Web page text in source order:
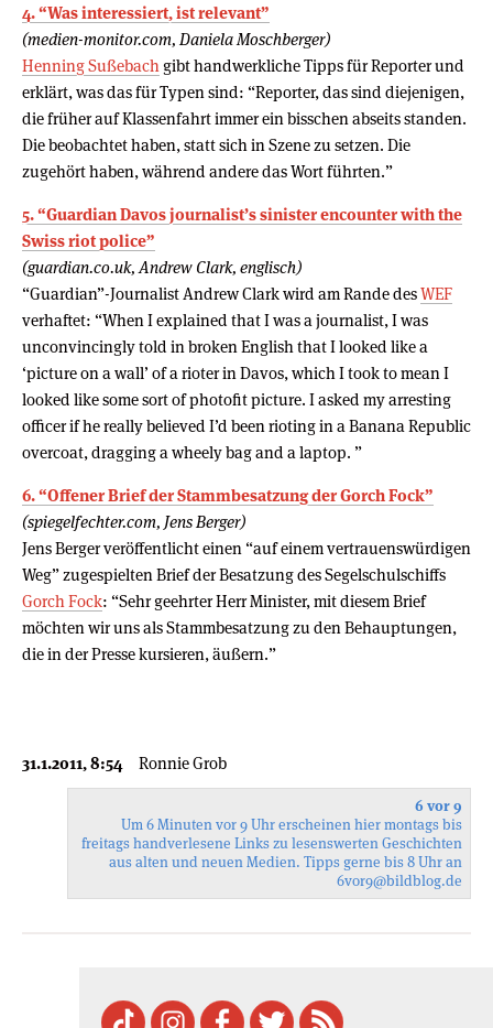
4. “Was interessiert, ist relevant”
(medien-monitor.com, Daniela Moschberger)
Henning Sußebach gibt handwerkliche Tipps für Reporter und
erklärt, was das für Typen sind: “Reporter, das sind diejenigen,
die früher auf Klassenfahrt immer ein bisschen abseits standen.
Die beobachtet haben, statt sich in Szene zu setzen. Die
zugehört haben, während andere das Wort führten.”
5. “Guardian Davos journalist’s sinister encounter with the
Swiss riot police”
(guardian.co.uk, Andrew Clark, englisch)
“Guardian”-Journalist Andrew Clark wird am Rande desWEF
verhaftet: “When I explained that I was a journalist, I was
unconvincingly told in broken English that I looked like a
‘picture on a wall’ of a rioter in Davos, which I took to mean I
looked like some sort of photofit picture. I asked my arresting
officer if he really believed I’d been rioting in a Banana Republic
overcoat, dragging a wheely bag and a laptop. ”
6. “Offener Brief der Stammbesatzung der Gorch Fock”
(spiegelfechter.com, Jens Berger)
Jens Berger veröffentlicht einen “auf einem vertrauenswürdigen
Weg” zugespielten Brief der Besatzung des Segelschulschiffs
Gorch Fock: “Sehr geehrter Herr Minister, mit diesem Brief
möchten wir uns als Stammbesatzung zu den Behauptungen,
die in der Presse kursieren, äußern.”
31.1.2011, 8:54 Ronnie Grob
6 vor 9
Um 6 Minuten vor 9 Uhr erscheinen hier montags bis
freitags handverlesene Links zu lesenswerten Geschichten
aus alten und neuen Medien. Tipps gerne bis 8 Uhr an
6vor9@bildblog.de